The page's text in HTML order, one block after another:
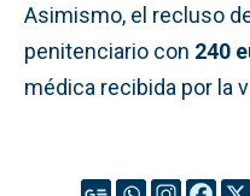
Asimismo, el recluso
penitenciario con 240
médica recibida por la